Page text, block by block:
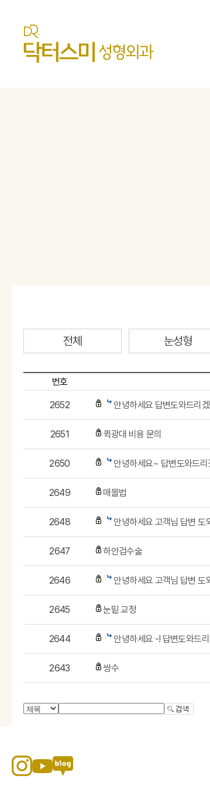
전체 눈성형
번호
2652 안녕하세요 답변도와드리
2651 퀵광대 비용 문의
2650 안녕하세요~ 답변도와드리
2649 매몰법
2648 안녕하세요 고객님 답변 도
2647 하안검수술
2646 안녕하세요 고객님 답변 도
2645 눈밑 교정
2644 안녕하세요 -! 답변도와드
2643 쌍수